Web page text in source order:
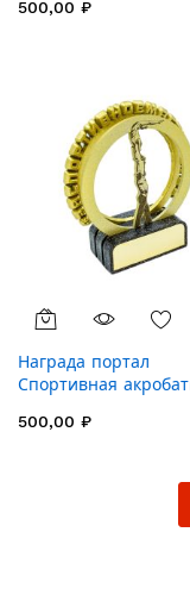
500,00 ₽
Награда портал
Спортивная
500,00 ₽